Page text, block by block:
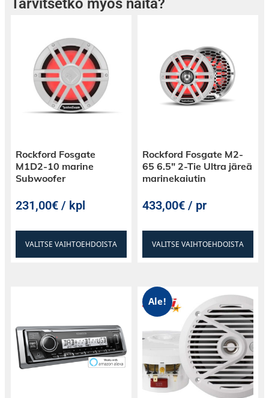
kirkkaiden korkeiden sävyjen seurassa – siinä
Tyylikkäät suunnittelut, luotettavuus ja
sitoutuminen innovaatioon tekevät
Soundigitalista valinnan niille, jotka vaativat
poikkeuksellista ääntä.
mullistaa äänimaailmasi!
Tarvitsetko myös näitä?
Rockford Fosgate
M1D2-10 marine
Subwoofer
231,00€ / kpl
VALITSE VAIHTOEHDOISTA
Rockford Fosgate M2-
65 6.5″ 2-Tie Ultra järeä
marinekaiutin
433,00€ / pr
VALITSE VAIHTOEHDOISTA
Ale!